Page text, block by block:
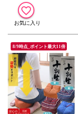
8/9時点_ポイント最大11倍